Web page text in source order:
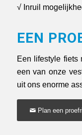
√ Inruil
EEN
Een lifestyle fiets
een van onze
uit ons enorme
Plan een